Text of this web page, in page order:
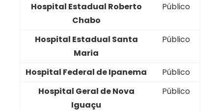
Hospital Estadual Roberto
Chabo
Público
Hospital Estadual Santa
Maria
Público
Hospital Federal de Ipanema
Público
Hospital Geral de Nova
Iguaçu
Público